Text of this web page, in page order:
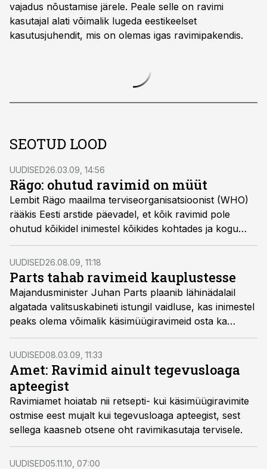
vajadus nõustamise järele. Peale selle on ravimi
kasutajal alati võimalik lugeda eestikeelset
kasutusjuhendit, mis on olemas igas ravimipakendis.
SEOTUD LOOD
UUDISED26.03.09, 14:56
Rägo: ohutud ravimid on müüt
Lembit Rägo maailma terviseorganisatsioonist (WHO)
rääkis Eesti arstide päevadel, et kõik ravimid pole
ohutud kõikidel inimestel kõikides kohtades ja kogu
aeg.
UUDISED26.08.09, 11:18
Parts tahab ravimeid kauplustesse
Majandusminister Juhan Parts plaanib lähinädalail
algatada valitsuskabineti istungil vaidluse, kas inimestel
peaks olema võimalik käsimüügiravimeid osta ka
näiteks toidupoodidest või mitte, kirjutas Eesti
Päevaleht.
UUDISED08.03.09, 11:33
Amet: Ravimid ainult tegevusloaga
apteegist
Ravimiamet hoiatab nii retsepti- kui käsimüügiravimite
ostmise eest mujalt kui tegevusloaga apteegist, sest
sellega kaasneb otsene oht ravimikasutaja tervisele.
UUDISED05.11.10, 07:00